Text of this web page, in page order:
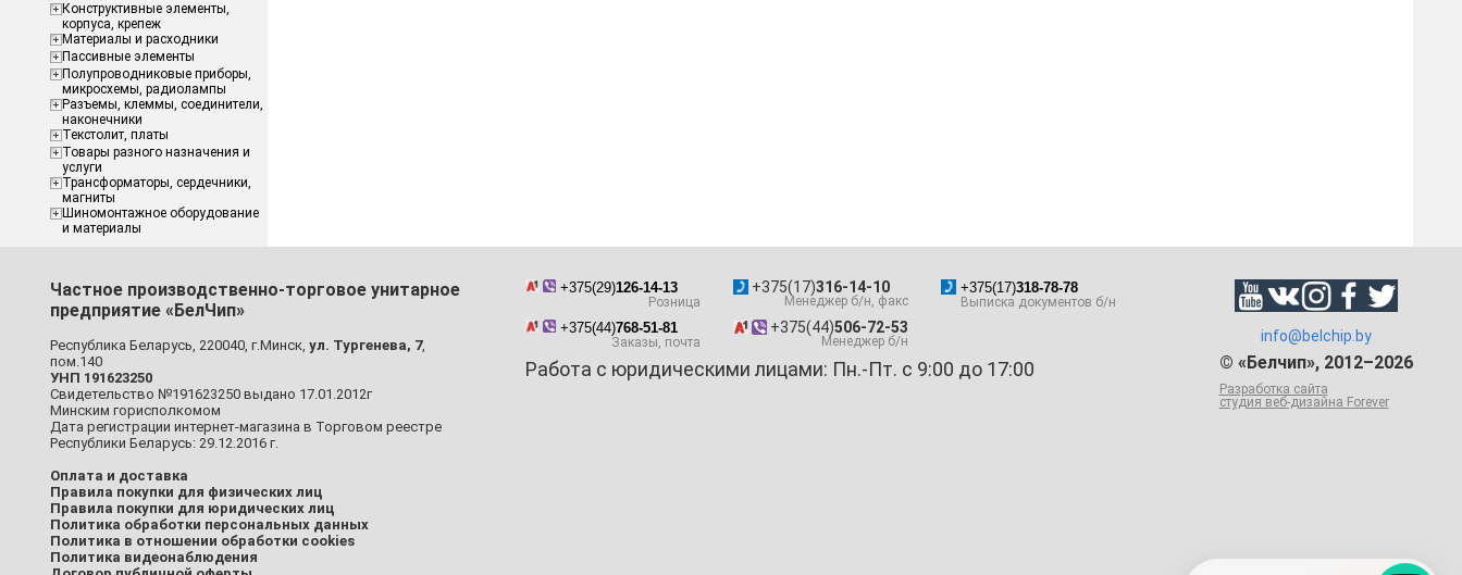
Конструктивные элементы,
корпуса, крепеж
Материалы и расходники
Пассивные элементы
Полупроводниковые приборы,
микросхемы, радиолампы
Разъемы, клеммы, соединители,
наконечники
Текстолит, платы
Товары разного назначения и
услуги
Трансформаторы, сердечники,
магниты
Шиномонтажное оборудование
и материалы
Частное производственно-торговое унитарное
предприятие «БелЧип»
Республика Беларусь, 220040, г.Минск, ул. Тургенева, 7,
пом.140
УНП 191623250
Свидетельство №191623250 выдано 17.01.2012г
Минским горисполкомом
Дата регистрации интернет-магазина в Торговом реестре
Республики Беларусь: 29.12.2016 г.
Оплата и доставка
Правила покупки для физических лиц
Правила покупки для юридических лиц
Политика обработки персональных данных
Политика в отношении обработки cookies
Политика видеонаблюдения
+375(29)126-14-13
Розница
+375(17)316-14-10
Менеджер б/н, факс
+375(17)318-78-78
Выписка документов б/н
+375(44)768-51-81
Заказы, почта
+375(44)506-72-53
Менеджер б/н
Работа с юридическими лицами: Пн.-Пт. с 9:00 до 17:00
info@belchip.by
© «Белчип», 2012–2026
Разработка сайта
студия веб-дизайна Forever